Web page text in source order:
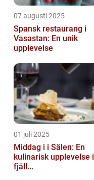
07 augusti 2025
Spansk restaurang i
Vasastan: En unik
upplevelse
01 juli 2025
Middag i i Sälen: En
kulinarisk upplevelse i
fjäll...